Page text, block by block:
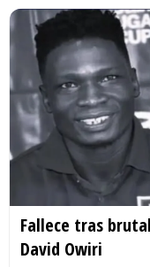
Fallece tras
David Owiri